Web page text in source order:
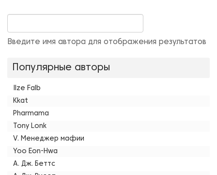
Введите имя автора для отображения результатов
Популярные авторы
Ilze Falb
Kkat
Pharmama
Tony Lonk
V. Менеджер мафии
Yoo Eon-Hwa
А. Дж. Беттс